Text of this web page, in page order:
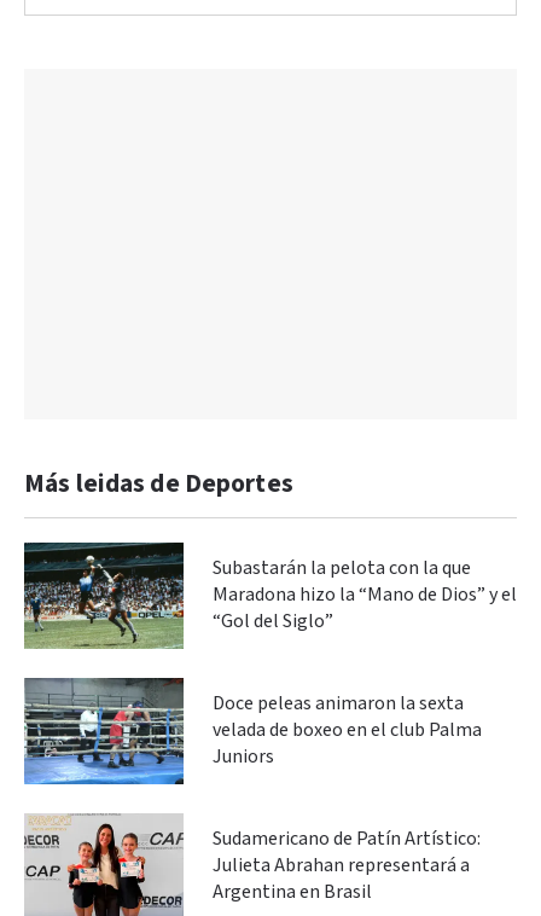
Más leidas de Deportes
Subastarán la pelota con la que
Maradona hizo la “Mano de Dios” y el
“Gol del Siglo”
Doce peleas animaron la sexta
velada de boxeo en el club Palma
Juniors
Sudamericano de Patín Artístico:
Julieta Abrahan representará a
Argentina en Brasil